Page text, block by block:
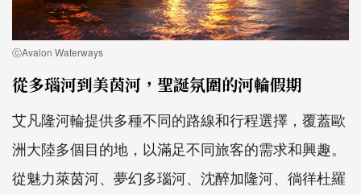
ⓒAvalon Waterways
從多瑙河到美茵河，聖誕氛圍的河輪假期
艾凡隆河輪提供多種不同的路線和行程選擇，覆蓋歐
洲大陸多個目的地，以滿足不同旅客的需求和興趣。
從魅力萊茵河、夢幻多瑙河、沈醉加隆河、徜徉杜羅